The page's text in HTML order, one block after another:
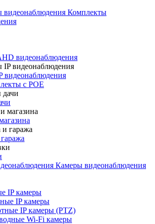
Комплекты
видеонаблюдения
видеонаблюдения
с POE
Камеры видеонаблюдения
IP камеры
IP камеры
IP камеры (PTZ)
Wi-Fi камеры